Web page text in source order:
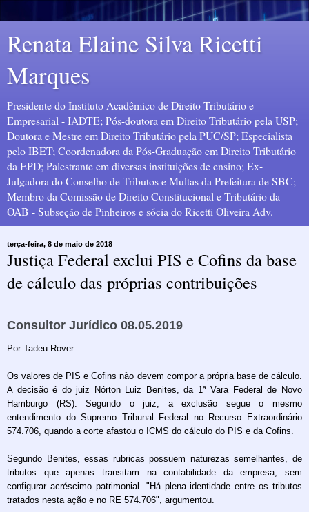
Renata Elaine Silva Ricetti
Marques
Presidente do Instituto Acadêmico de Direito Tributário e
Empresarial - IADTE; Pós-doutora em Direito Tributário pela USP;
Doutora e Mestre em Direito Tributário pela PUC/SP; Especialista
pelo IBET; Coordenadora da Pós-Graduação em Direito Tributário
da EPD; Palestrante em diversas instituições de ensino; Ex-
Julgadora do Conselho de Tributos e Multas da Prefeitura de SBC;
Membro da Comissão de Direito Constitucional e Tributário da
OAB - Subseção de Pinheiros e sócia do Ricetti Oliveira Adv.
terça-feira, 8 de maio de 2018
Justiça Federal exclui PIS e Cofins da base
de cálculo das próprias contribuições
Consultor Jurídico 08.05.2019
Por Tadeu Rover
Os valores de PIS e Cofins não devem compor a própria base de cálculo.
A decisão é do juiz Nórton Luiz Benites, da 1ª Vara Federal de Novo
Hamburgo (RS). Segundo o juiz, a exclusão segue o mesmo
entendimento do Supremo Tribunal Federal no Recurso Extraordinário
574.706, quando a corte afastou o ICMS do cálculo do PIS e da Cofins.
Segundo Benites, essas rubricas possuem naturezas semelhantes, de
tributos que apenas transitam na contabilidade da empresa, sem
configurar acréscimo patrimonial. "Há plena identidade entre os tributos
tratados nesta ação e no RE 574.706", argumentou.